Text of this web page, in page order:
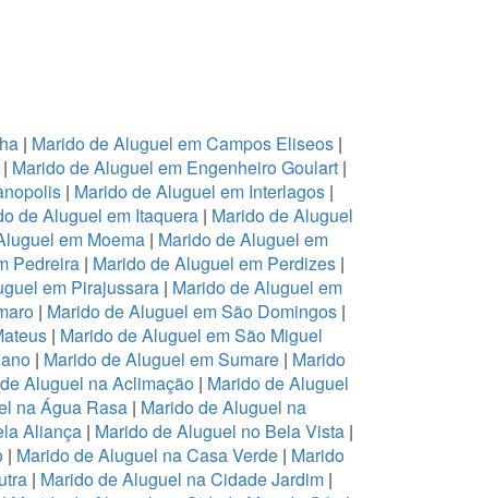
| Marido de Aluguel em Campos Eliseos |
| Marido de Aluguel em Engenheiro Goulart |
| Marido de Aluguel em Interlagos|
de Aluguel em Itaquera| Marido de Aluguel
em Moema| Marido de Aluguel em
Pedreira| Marido de Aluguel em Perdizes|
em Pirajussara | Marido de Aluguel em
| Marido de Aluguel em São Domingos|
| Marido de Aluguel em São Miguel
| Marido de Aluguel em Sumare | Marido
Aluguel na Aclimação| Marido de Aluguel
na Água Rasa | Marido de Aluguel na
Aliança | Marido de Aluguel no Bela Vista|
| Marido de Aluguel na Casa Verde | Marido
| Marido de Aluguel na Cidade Jardim |